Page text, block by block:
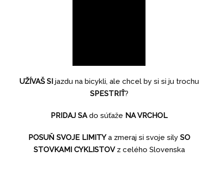
UŽÍVAŠ SI jazdu na bicykli, ale chcel by si si ju trochu
SPESTRIŤ?
PRIDAJ SAdo súťaže NA VRCHOL
POSUŇ SVOJE LIMITYa zmeraj si svoje sily SO
STOVKAMI CYKLISTOVz celého Slovenska